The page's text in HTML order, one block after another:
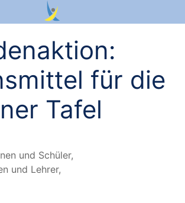
wir
Infos
für die
Tafel
und Schüler,
und Lehrer,